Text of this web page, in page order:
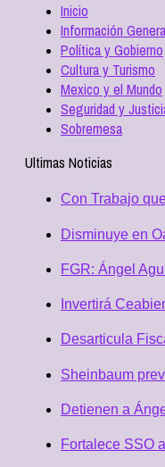
Inicio
Información
Política y Gobierno
Cultura y Turismo
Mexico y el Mundo
Seguridad y
Sobremesa
Ultimas Noticias
Con Trabajo
Disminuye en
FGR: Ángel
Invertirá
Desarticula
Sheinbaum
Detienen a
Fortalece SSO